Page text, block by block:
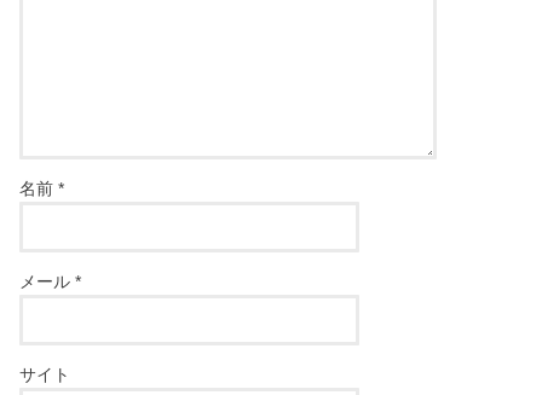
名前*
メール*
サイト